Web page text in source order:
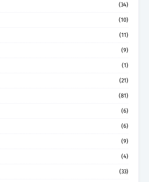
(34)
(10)
(11)
(9)
(1)
(21)
(81)
(6)
(6)
(9)
(4)
(33)